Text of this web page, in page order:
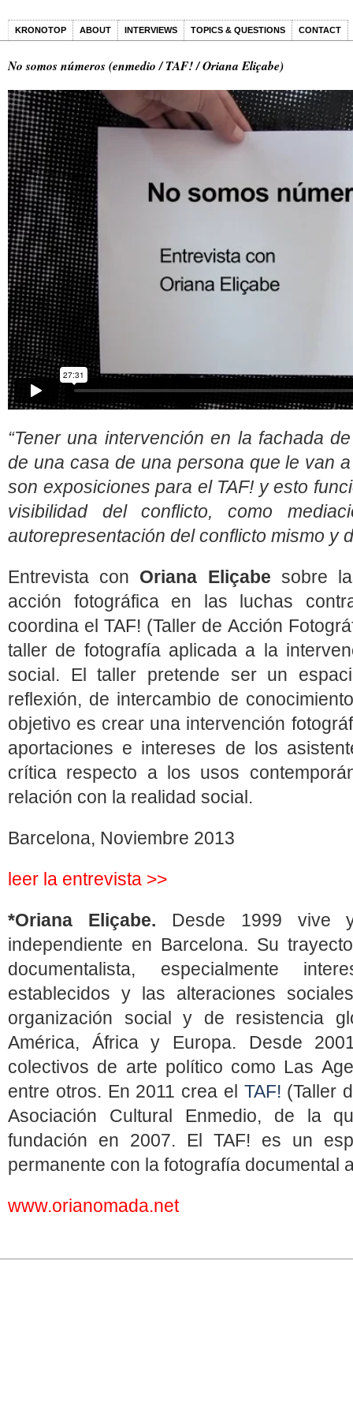
KRONOTOP ABOUT INTERVIEWS TOPICS & QUESTIONS CONTACT
No somos números (enmedio / TAF! / Oriana Eliçabe)
“Tener una intervención en la fachada
de una casa de una persona que le van
son exposiciones para el TAF! y esto
visibilidad del conflicto, como
autorepresentación del conflicto mismo y
Entrevista con Oriana Eliçabe sobre
acción fotográfica en las luchas
coordina el TAF! (Taller de Acción
taller de fotografía aplicada a la
social. El taller pretende ser un
reflexión, de intercambio de
objetivo es crear una intervención
aportaciones e intereses de los
crítica respecto a los usos
relación con la realidad social.
Barcelona, Noviembre 2013
leer la entrevista >>
*Oriana Eliçabe. Desde 1999 vive
independiente en Barcelona. Su
documentalista, especialmente
establecidos y las alteraciones
organización social y de resistencia
América, África y Europa. Desde
colectivos de arte político como Las
entre otros. En 2011 crea el TAF! (Taller
Asociación Cultural Enmedio, de la
fundación en 2007. El TAF! es un
permanente con la fotografía documental
www.orianomada.net